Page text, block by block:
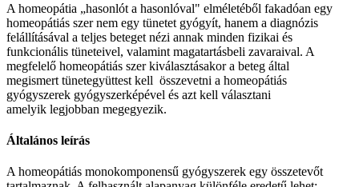
A homeopátia „hasonlót a hasonlóval" elméletéből fakadóan egy
homeopátiás szer nem egy tünetet gyógyít, hanem a diagnózis
felállításával a teljes beteget nézi annak minden fizikai és
funkcionális tüneteivel, valamint magatartásbeli zavaraival. A
megfelelő homeopátiás szer kiválasztásakor a beteg által
megismert tünetegyüttest kell összevetni a homeopátiás
gyógyszerek gyógyszerképével és azt kell választani
amelyik legjobban megegyezik.
Általános leírás
A homeopátiás monokomponensű gyógyszerek egy összetevőt